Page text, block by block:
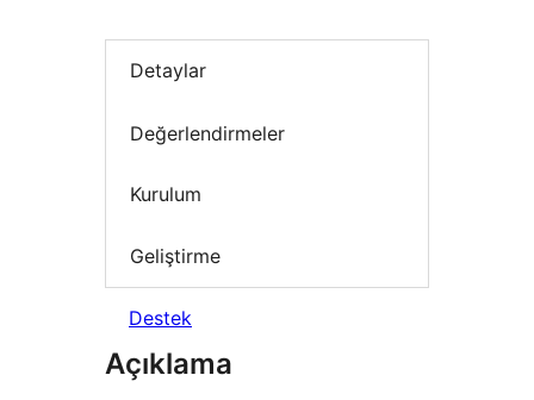
Detaylar
Değerlendirmeler
Kurulum
Geliştirme
Destek
Açıklama